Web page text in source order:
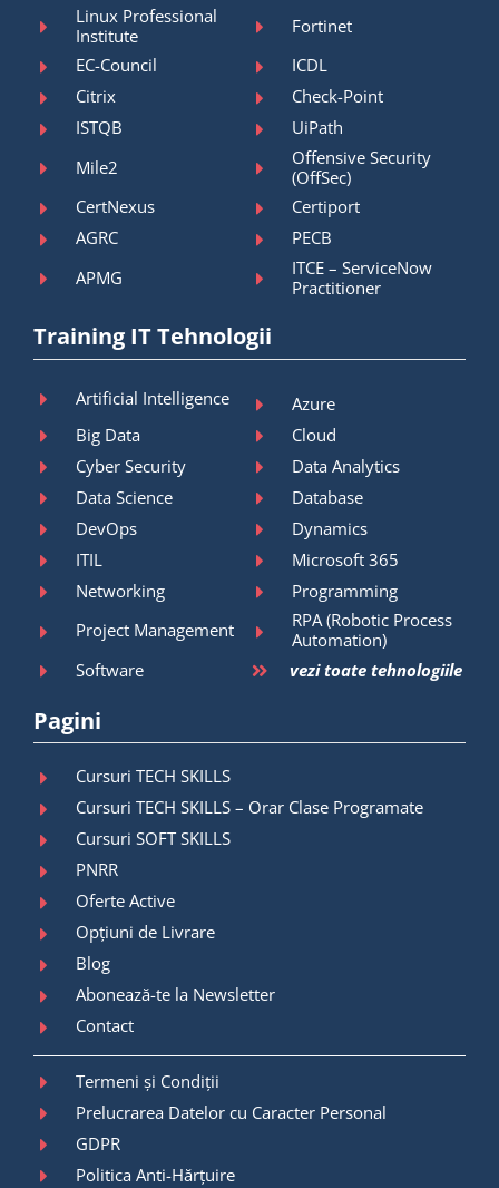
Linux Professional
Institute
Fortinet
EC-Council
ICDL
Citrix
Check-Point
ISTQB
UiPath
Mile2
Offensive Security
(OffSec)
CertNexus
Certiport
AGRC
PECB
APMG
ITCE – ServiceNow
Practitioner
Training IT Tehnologii
Artificial Intelligence
Azure
Big Data
Cloud
Cyber Security
Data Analytics
Data Science
Database
DevOps
Dynamics
ITIL
Microsoft 365
Networking
Programming
Project Management
RPA (Robotic Process
Automation)
Software
vezi toate tehnologiile
Pagini
Cursuri TECH SKILLS
Cursuri TECH SKILLS – Orar Clase Programate
Cursuri SOFT SKILLS
PNRR
Oferte Active
Opțiuni de Livrare
Blog
Abonează-te la Newsletter
Contact
Termeni și Condiții
Prelucrarea Datelor cu Caracter Personal
GDPR
Politica Anti-Hărțuire